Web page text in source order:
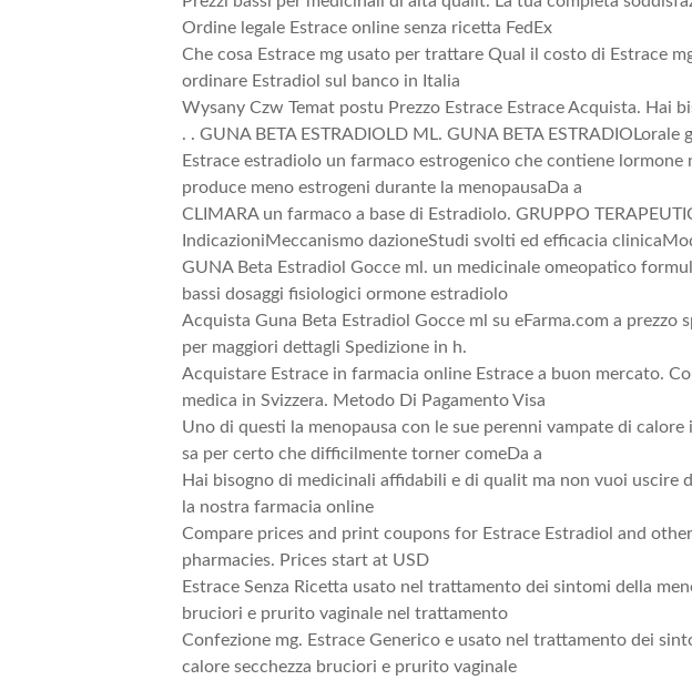
Ordine legale Estrace online senza ricetta FedEx
Che cosa Estrace mg usato per trattare Qual il costo di Estrace
ordinare Estradiol sul banco in Italia
Wysany Czw Temat postu Prezzo Estrace Estrace Acquista. Hai
. . GUNA BETA ESTRADIOLD ML. GUNA BETA ESTRADIOLorale
Estrace estradiolo un farmaco estrogenico che contiene
produce meno estrogeni durante la menopausaDa a
CLIMARA un farmaco a base di Estradiolo. GRUPPO
IndicazioniMeccanismo dazioneStudi svolti ed efficacia
GUNA Beta Estradiol Gocce ml. un medicinale omeopatico
bassi dosaggi fisiologici ormone estradiolo
Acquista Guna Beta Estradiol Gocce ml su eFarma.com a prezzo
per maggiori dettagli Spedizione in h.
Acquistare Estrace in farmacia online Estrace a buon mercato.
medica in Svizzera. Metodo Di Pagamento Visa
Uno di questi la menopausa con le sue perenni vampate di
sa per certo che difficilmente torner comeDa a
Hai bisogno di medicinali affidabili e di qualit ma non vuoi uscire
la nostra farmacia online
Compare prices and print coupons for Estrace Estradiol and
pharmacies. Prices start at USD
Estrace Senza Ricetta usato nel trattamento dei sintomi della
bruciori e prurito vaginale nel trattamento
Confezione mg. Estrace Generico e usato nel trattamento dei
calore secchezza bruciori e prurito vaginale